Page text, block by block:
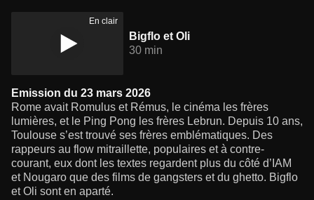
En clair
Bigflo et Oli
30 min
Emission du 23 mars 2026
Rome avait Romulus et Rémus, le cinéma les frères
lumières, et le Ping Pong les frères Lebrun. Depuis 10 ans,
Toulouse s’est trouvé ses frères emblématiques. Des
rappeurs au flow mitraillette, populaires et à contre-
courant, eux dont les textes regardent plus du côté d’IAM
et Nougaro que des films de gangsters et du ghetto. Bigflo
et Oli sont en aparté.